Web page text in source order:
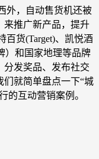
外，自动售货机还被
来推广新产品，提升
百货(Target)、凯悦酒
）和国家地理等品牌
分发奖品、发布社交
就简单盘点一下“城
的互动营销案例。